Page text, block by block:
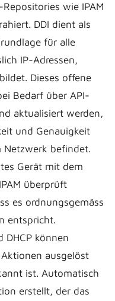
wie IPAM
DDI dient als
für alle
IP-Adressen,
Dieses offene
Bedarf über API-
aktualisiert werden,
und Genauigkeit
Netzwerk befindet.
Gerät mit dem
überprüft
es ordnungsgemäss
entspricht.
können
ausgelöst
ist. Automatisch
erstellt, der das